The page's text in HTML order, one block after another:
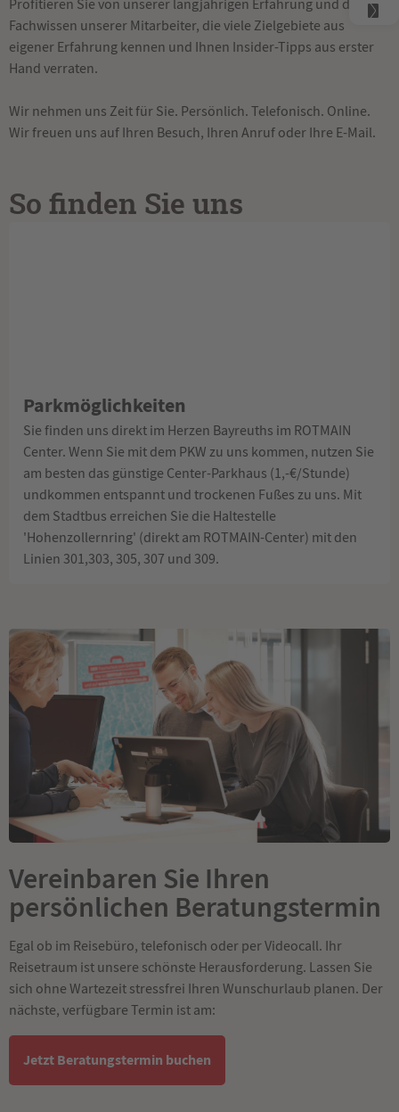
Profitieren Sie von unserer langjährigen Erfahrung und dem
Fachwissen unserer Mitarbeiter, die viele Zielgebiete aus
eigener Erfahrung kennen und Ihnen Insider-Tipps aus erster
Hand verraten.
Wir nehmen uns Zeit für Sie. Persönlich. Telefonisch. Online.
Wir freuen uns auf Ihren Besuch, Ihren Anruf oder Ihre E-Mail.
So finden Sie uns
Parkmöglichkeiten
Sie finden uns direkt im Herzen Bayreuths im ROTMAIN
Center. Wenn Sie mit dem PKW zu uns kommen, nutzen Sie
am besten das günstige Center-Parkhaus (1,-€/Stunde)
undkommen entspannt und trockenen Fußes zu uns. Mit
dem Stadtbus erreichen Sie die Haltestelle
'Hohenzollernring' (direkt am ROTMAIN-Center) mit den
Linien 301,303, 305, 307 und 309.
Vereinbaren Sie Ihren
persönlichen Beratungstermin
Egal ob im Reisebüro, telefonisch oder per Videocall. Ihr
Reisetraum ist unsere schönste Herausforderung. Lassen Sie
sich ohne Wartezeit stressfrei Ihren Wunschurlaub planen. Der
nächste, verfügbare Termin ist am:
Jetzt Beratungstermin buchen